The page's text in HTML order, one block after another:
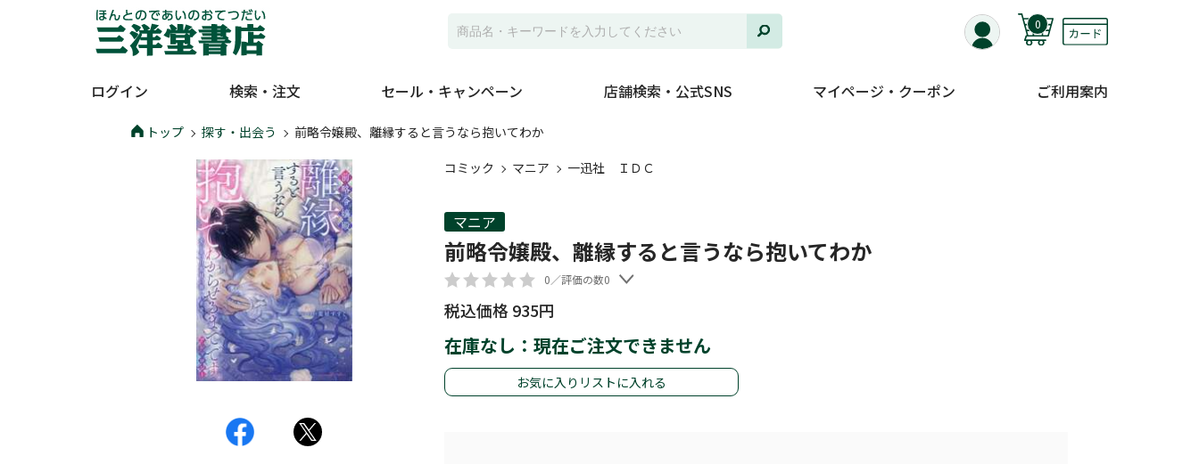
0
ログイン 検索・注文 セール・キャンペーン 店舗検索・公式SNS マイページ・クーポン ご利用案内
トップ 探す・出会う
前略令嬢殿、離縁すると言うなら抱いてわか
コミック
マニア 一迅社 ＩＤＣ
マニア
前略令嬢殿、離縁すると言うなら抱いてわか
0／評価の数0
税込価格 935円
在庫なし：現在ご注文できません
お気に入りリストに入れる